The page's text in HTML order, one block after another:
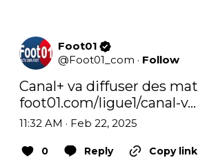
Foot01
@Foot01_com · Follow
foot01.com/ligue1/canal-v…
11:32 AM · Feb 22, 2025
0 Reply
Copy link